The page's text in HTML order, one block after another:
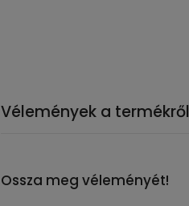
Vélemények a termékről
Ossza meg véleményét!